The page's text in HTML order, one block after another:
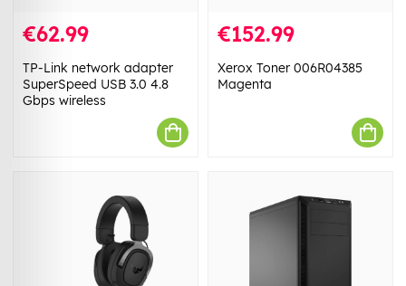
€62.99
TP-Link network adapter
SuperSpeed ​​​​​​USB 3.0 4.8
Gbps wireless
€152.99
Xerox Toner 006R04385
Magenta